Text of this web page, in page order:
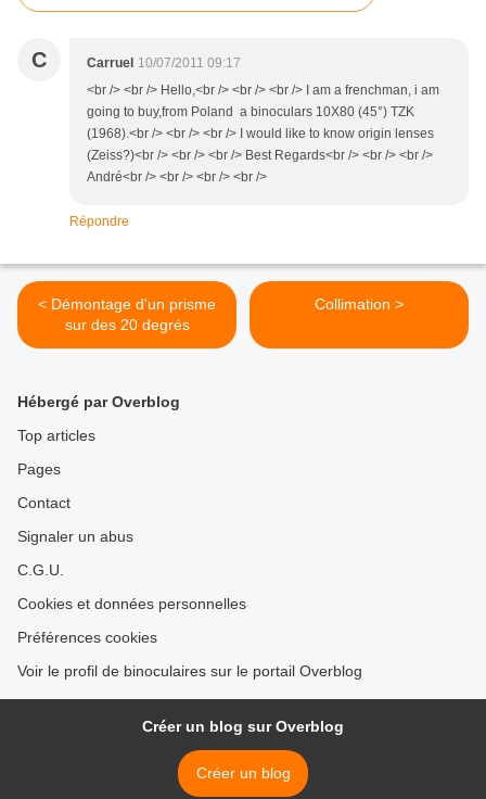
C Carruel 10/07/2011 09:17
<br /> <br /> Hello,<br /> <br /> <br /> I am a frenchman, i am
going to buy,from Poland a binoculars 10X80 (45°) TZK
(1968).<br /> <br /> <br /> I would like to know origin lenses
(Zeiss?)<br /> <br /> <br /> Best Regards<br /> <br /> <br />
André<br /> <br /> <br /> <br />
Répondre
< Démontage d'un prisme
sur des 20 degrés
Collimation >
Hébergé par Overblog
Top articles
Pages
Contact
Signaler un abus
C.G.U.
Cookies et données personnelles
Préférences cookies
Voir le profil de binoculaires sur le portail Overblog
Créer un blog sur Overblog
Créer un blog